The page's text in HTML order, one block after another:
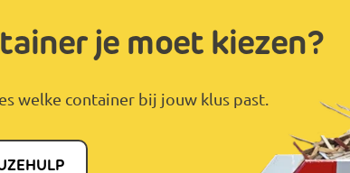
je moet kiezen?
welke container bij jouw klus past.